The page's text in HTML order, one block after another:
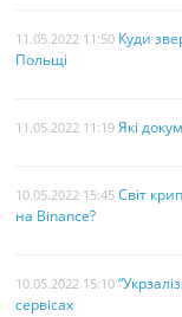
11.05.2022 11:50 Куди
Польщі
11.05.2022 11:19 Які
10.05.2022 15:45 Світ
на Binance?
10.05.2022 15:10
сервісах